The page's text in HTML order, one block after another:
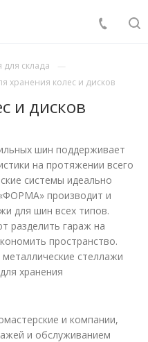
для склада
хранения колес и дисков
и дисков
шин поддерживает
на протяжении всего
системы идеально
производит и
для шин всех типов.
разделить гараж на
пространство.
стеллажи
хранения
и компании,
и обслуживанием